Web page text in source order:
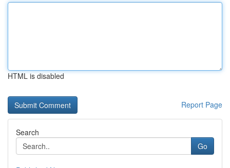
HTML is disabled
Report Page
Search
Go